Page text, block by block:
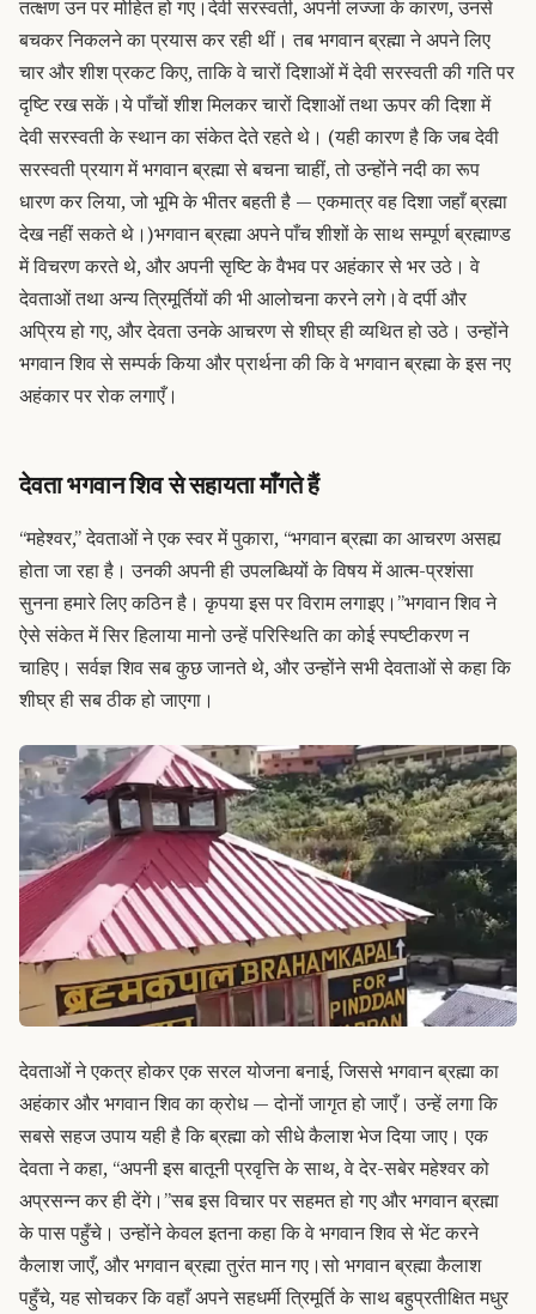
तत्क्षण उन पर मोहित हो गए।देवी सरस्वती, अपनी लज्जा के कारण, उनसे
बचकर निकलने का प्रयास कर रही थीं। तब भगवान ब्रह्मा ने अपने लिए
चार और शीश प्रकट किए, ताकि वे चारों दिशाओं में देवी सरस्वती की गति पर
दृष्टि रख सकें।ये पाँचों शीश मिलकर चारों दिशाओं तथा ऊपर की दिशा में
देवी सरस्वती के स्थान का संकेत देते रहते थे। (यही कारण है कि जब देवी
सरस्वती प्रयाग में भगवान ब्रह्मा से बचना चाहीं, तो उन्होंने नदी का रूप
धारण कर लिया, जो भूमि के भीतर बहती है — एकमात्र वह दिशा जहाँ ब्रह्मा
देख नहीं सकते थे।)भगवान ब्रह्मा अपने पाँच शीशों के साथ सम्पूर्ण ब्रह्माण्ड
में विचरण करते थे, और अपनी सृष्टि के वैभव पर अहंकार से भर उठे। वे
देवताओं तथा अन्य त्रिमूर्तियों की भी आलोचना करने लगे।वे दर्पी और
अप्रिय हो गए, और देवता उनके आचरण से शीघ्र ही व्यथित हो उठे। उन्होंने
भगवान शिव से सम्पर्क किया और प्रार्थना की कि वे भगवान ब्रह्मा के इस नए
अहंकार पर रोक लगाएँ।
देवता भगवान शिव से सहायता माँगते हैं
“महेश्वर,” देवताओं ने एक स्वर में पुकारा, “भगवान ब्रह्मा का आचरण असह्य
होता जा रहा है। उनकी अपनी ही उपलब्धियों के विषय में आत्म-प्रशंसा
सुनना हमारे लिए कठिन है। कृपया इस पर विराम लगाइए।”भगवान शिव ने
ऐसे संकेत में सिर हिलाया मानो उन्हें परिस्थिति का कोई स्पष्टीकरण न
चाहिए। सर्वज्ञ शिव सब कुछ जानते थे, और उन्होंने सभी देवताओं से कहा कि
शीघ्र ही सब ठीक हो जाएगा।
देवताओं ने एकत्र होकर एक सरल योजना बनाई, जिससे भगवान ब्रह्मा का
अहंकार और भगवान शिव का क्रोध — दोनों जागृत हो जाएँ। उन्हें लगा कि
सबसे सहज उपाय यही है कि ब्रह्मा को सीधे कैलाश भेज दिया जाए। एक
देवता ने कहा, “अपनी इस बातूनी प्रवृत्ति के साथ, वे देर-सबेर महेश्वर को
अप्रसन्न कर ही देंगे।”सब इस विचार पर सहमत हो गए और भगवान ब्रह्मा
के पास पहुँचे। उन्होंने केवल इतना कहा कि वे भगवान शिव से भेंट करने
कैलाश जाएँ, और भगवान ब्रह्मा तुरंत मान गए।सो भगवान ब्रह्मा कैलाश
पहुँचे, यह सोचकर कि वहाँ अपने सहधर्मी त्रिमूर्ति के साथ बहुप्रतीक्षित मधुर